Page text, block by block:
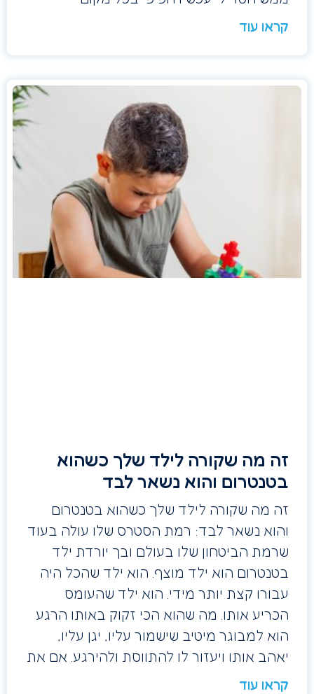
קראו עוד
זה מה שקורה לילד שלך כשהוא
בטנטרום והוא נשאר לבד
זה מה שקורה לילד שלך כשהוא בטנטרום
והוא נשאר לבד: רמת הסטרס שלו עולה בעוד
שרמת הביטחון שלו בעולם ובך יורדת ילד
בטנטרום הוא ילד מוצף. הוא ילד שהכל היה
עבורו קצת יותר מידי. הוא ילד שהעומס
הכריע אותו. מה שהוא הכי זקוק באותו הרגע
הוא למבוגר מיטיב שישמור עליו, יגן עליו,
יאהב אותו ויעזור לו להתווסת ולהירגע. אם את
קראו עוד